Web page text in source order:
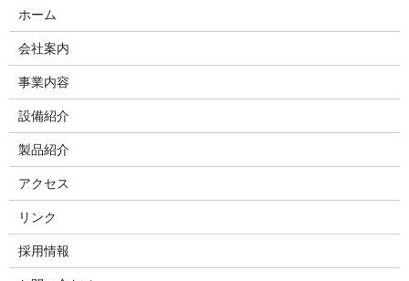
ホーム
会社案内
事業内容
設備紹介
製品紹介
アクセス
リンク
採用情報